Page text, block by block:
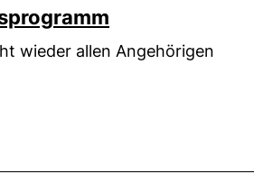
wieder allen Angehörigen